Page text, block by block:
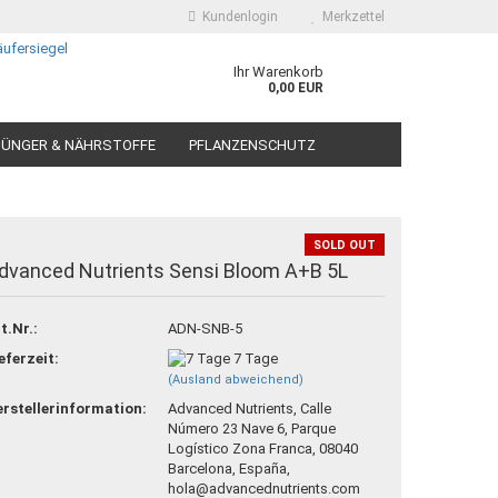
Kundenlogin
erstellen
vergessen?
Merkzettel
Ihr Warenkorb
0,00 EUR
& NÄHRSTOFFE PFLANZENSCHUTZ
SOLD OUT
Nutrients Sensi Bloom A+B 5L
ADN-SNB-5
7 Tage
(Ausland abweichend)
Advanced Nutrients, Calle
Número 23 Nave 6, Parque
Logístico Zona Franca, 08040
Barcelona, España,
hola@advancednutrients.com